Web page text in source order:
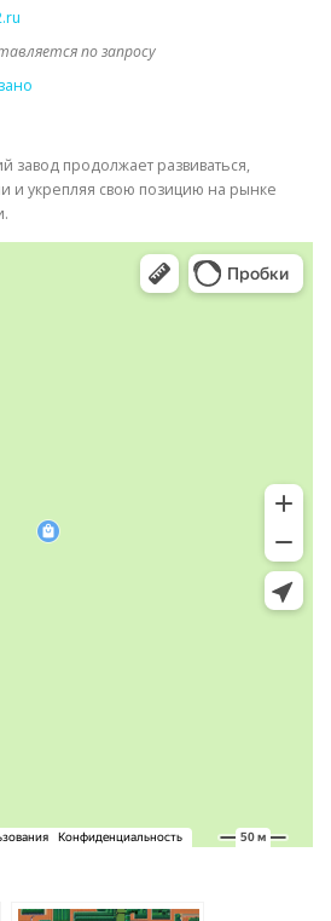
по запросу
завод продолжает развиваться,
и укрепляя свою позицию на рынке